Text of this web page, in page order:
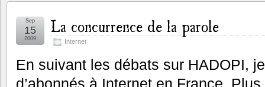
La concurrence de la parole
Internet
Sep
15
2009
En suivant les débats sur HADOPI,
d’abonnés à Internet en France. Plus